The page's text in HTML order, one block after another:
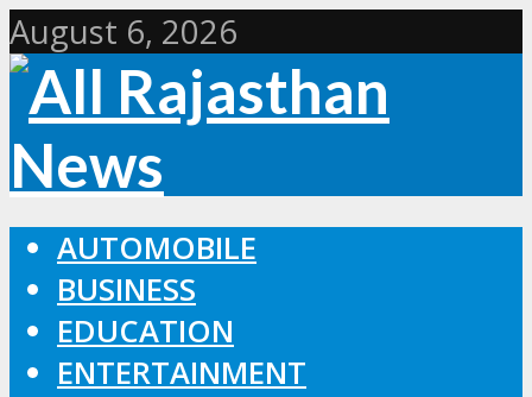
August 6, 2026
AUTOMOBILE
BUSINESS
EDUCATION
ENTERTAINMENT